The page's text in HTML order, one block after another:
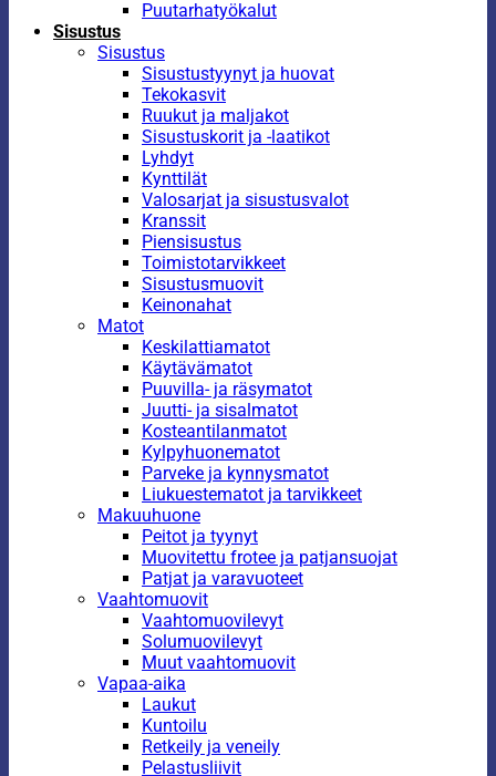
Puutarhatyökalut
Sisustus
Sisustus
Sisustustyynyt ja huovat
Tekokasvit
Ruukut ja maljakot
Sisustuskorit ja -laatikot
Lyhdyt
Kynttilät
Valosarjat ja sisustusvalot
Kranssit
Piensisustus
Toimistotarvikkeet
Sisustusmuovit
Keinonahat
Matot
Keskilattiamatot
Käytävämatot
Puuvilla- ja räsymatot
Juutti- ja sisalmatot
Kosteantilanmatot
Kylpyhuonematot
Parveke ja kynnysmatot
Liukuestematot ja tarvikkeet
Makuuhuone
Peitot ja tyynyt
Muovitettu frotee ja patjansuojat
Patjat ja varavuoteet
Vaahtomuovit
Vaahtomuovilevyt
Solumuovilevyt
Muut vaahtomuovit
Vapaa-aika
Laukut
Kuntoilu
Retkeily ja veneily
Pelastusliivit